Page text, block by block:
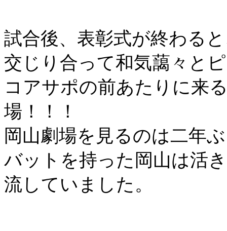
試合後、表彰式が終わる
交じり合って和気藹々と
コアサポの前あたりに来
場！！！
岡山劇場を見るのは二年
バットを持った岡山は活
流していました。